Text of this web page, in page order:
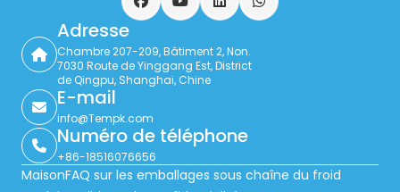
FacebookYouTubeLinkedInWhatsApp
Adresse
Chambre 207-209, Bâtiment 2, Non.
7030 Route de Yinggang Est, District
de Qingpu, Shanghai, Chine
E-mail
info@Tempk.com
Numéro de téléphone
+86-18516076656
MaisonFAQ sur les emballages sous chaîne du froid